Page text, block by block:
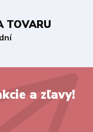
TOVARU
a zľavy!